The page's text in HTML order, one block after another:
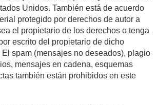
Unidos. También está de acuerdo
protegido por derechos de autor a
el propietario de los derechos o tenga
escrito del propietario de dicho
spam (mensajes no deseados), plagio
mensajes en cadena, esquemas
también están prohibidos en este